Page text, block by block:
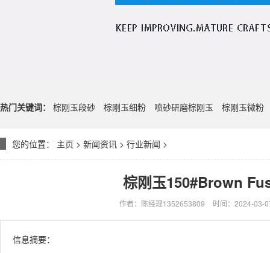
热门关键词： 棕刚玉段砂 棕刚玉细粉 喷砂研磨棕刚玉 棕刚玉微粉
您的位置： 主页 > 新闻资讯 > 行业新闻 >
棕刚玉150#Brown
作者：陈经理1352653809 时间：2024-03-
信息摘要：